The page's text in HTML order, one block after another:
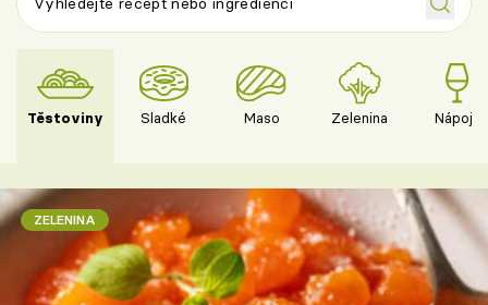
Těstoviny Sladké Maso Zelenina Nápoje
ZELENINA